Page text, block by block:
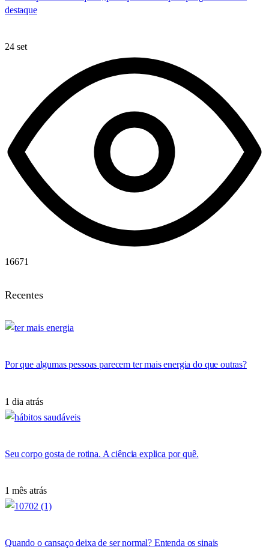
destaque
24 set
16671
Recentes
Por que algumas pessoas parecem ter mais energia do que outras?
1 dia atrás
Seu corpo gosta de rotina. A ciência explica por quê.
1 mês atrás
Quando o cansaço deixa de ser normal? Entenda os sinais